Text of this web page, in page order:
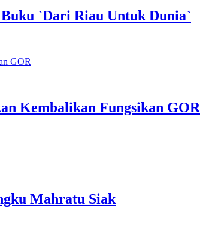
`Dari Riau Untuk Dunia`
Kembalikan Fungsikan GOR
Mahratu Siak